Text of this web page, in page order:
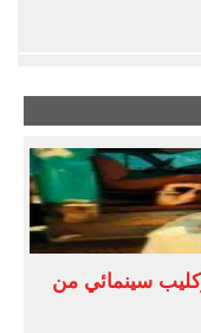
سينمائي من